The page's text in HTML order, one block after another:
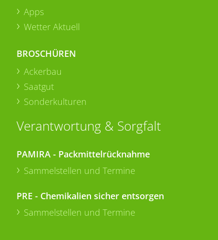
Apps
Wetter Aktuell
BROSCHÜREN
Ackerbau
Saatgut
Sonderkulturen
Verantwortung & Sorgfalt
PAMIRA - Packmittelrücknahme
Sammelstellen und Termine
PRE - Chemikalien sicher entsorgen
Sammelstellen und Termine